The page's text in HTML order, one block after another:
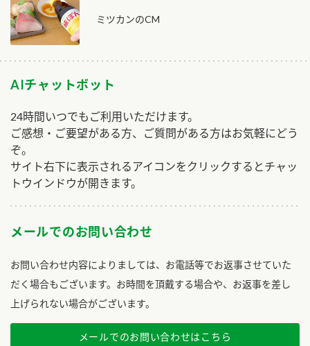
ミツカンのCM
AIチャットボット
24時間いつでもご利用いただけます。
ご感想・ご要望がある方、ご質問がある方はお気軽にどう
ぞ。
サイト右下に表示されるアイコンをクリックするとチャッ
トウインドウが開きます。
メールでのお問い合わせ
お問い合わせ内容によりましては、お電話等でお返事させていた
だく場合もございます。お時間を頂戴する場合や、お返事を差し
上げられない場合がございます。
メールでのお問い合わせはこちら